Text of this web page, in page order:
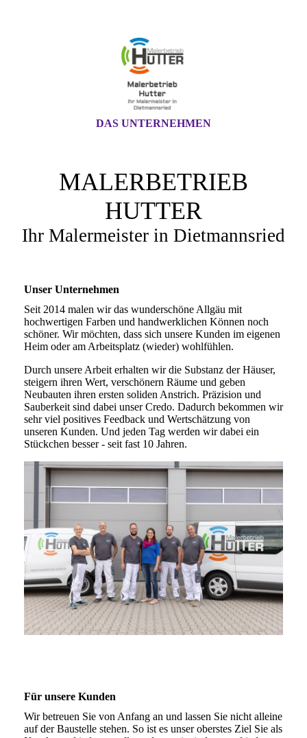
DAS UNTERNEHMEN
MALERBETRIEB
HUTTER
Ihr Malermeister in Dietmannsried
Unser Unternehmen
Seit 2014 malen wir das wunderschöne Allgäu mit
hochwertigen Farben und handwerklichen Können noch
schöner. Wir möchten, dass sich unsere Kunden im eigenen
Heim oder am Arbeitsplatz (wieder) wohlfühlen.
Durch unsere Arbeit erhalten wir die Substanz der Häuser,
steigern ihren Wert, verschönern Räume und geben
Neubauten ihren ersten soliden Anstrich. Präzision und
Sauberkeit sind dabei unser Credo. Dadurch bekommen wir
sehr viel positives Feedback und Wertschätzung von
unseren Kunden. Und jeden Tag werden wir dabei ein
Stückchen besser - seit fast 10 Jahren.
Für unsere Kunden
Wir betreuen Sie von Anfang an und lassen Sie nicht alleine
auf der Baustelle stehen. So ist es unser oberstes Ziel Sie als